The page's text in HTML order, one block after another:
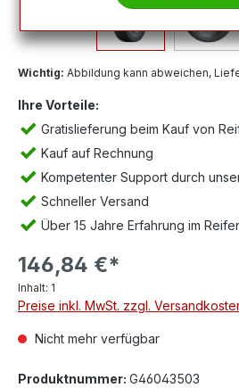
Wichtig: Abbildung kann abweichen,
Ihre Vorteile:
Gratislieferung beim Kauf von
Kauf auf Rechnung
Kompetenter Support durch
Schneller Versand
Über 15 Jahre Erfahrung im
146,84 €*
Inhalt: 1
Preise inkl. MwSt. zzgl.
Nicht mehr verfügbar
Produktnummer: G46043503